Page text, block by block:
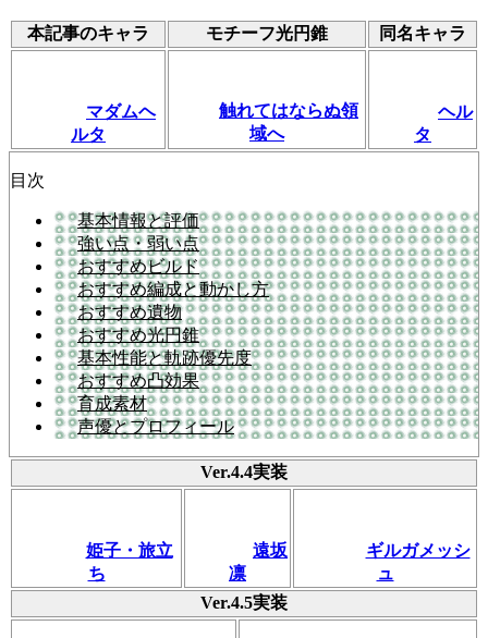
本記事のキャラ モチーフ光円錐 同名キャラ
マダムヘ
ルタ
触れてはならぬ領
域へ
ヘル
タ
目次
基本情報と評価
強い点・弱い点
おすすめビルド
おすすめ編成と動かし方
おすすめ遺物
おすすめ光円錐
基本性能と軌跡優先度
おすすめ凸効果
育成素材
声優とプロフィール
Ver.4.4実装
姫子・旅立
ち
遠坂
凛
ギルガメッシ
ュ
Ver.4.5実装